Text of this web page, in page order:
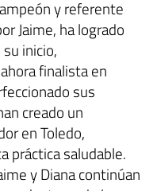
y referente
Jaime, ha logrado
inicio,
finalista en
sus
creado un
en Toledo,
práctica saludable.
y Diana continúan